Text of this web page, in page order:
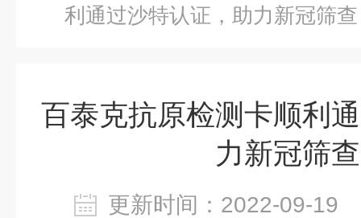
利通过沙特认证，助力新冠筛
百泰克抗原检测卡顺利
力新冠筛
更新时间：2022-09-